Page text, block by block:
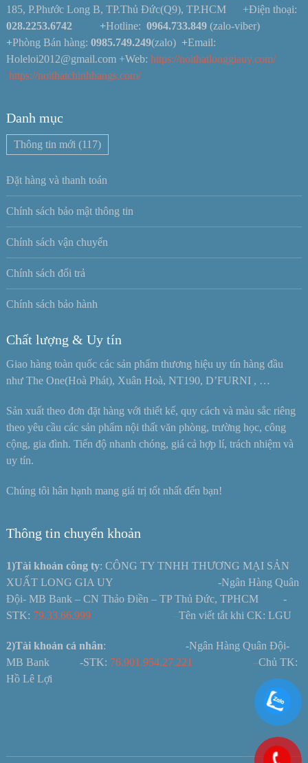
185, P.Phước Long B, TP.Thủ Đức(Q9), TP.HCM +Điện thoại:
028.2253.6742 +Hotline: 0964.733.849 (zalo-viber)
+Phòng Bán hàng: 0985.749.249(zalo) +Email:
Holeloi2012@gmail.com +Web: https://noithatlonggiauy.com/
https://noithatchinhhangs.com/
Danh mục
Thông tin mới (117)
Đặt hàng và thanh toán
Chính sách bảo mật thông tin
Chính sách vận chuyển
Chính sách đổi trả
Chính sách bảo hành
Chất lượng & Uy tín
Giao hàng toàn quốc các sản phẩm thương hiệu uy tín hàng đầu
như The One(Hoà Phát), Xuân Hoà, NT190, D’FURNI , …
Sản xuất theo đơn đặt hàng với thiết kế, quy cách và màu sắc riêng
theo yêu cầu các sản phẩm nội thất văn phòng, trường học, công
cộng, gia đình. Tiến độ nhanh chóng, giá cả hợp lí, trách nhiệm và
uy tín.
Chúng tôi hân hạnh mang giá trị tốt nhất đến bạn!
Thông tin chuyển khoản
1)Tài khoản công ty: CÔNG TY TNHH THƯƠNG MẠI SẢN
XUẤT LONG GIA UY -Ngân Hàng Quân
Đội- MB Bank – CN Thảo Điền – TP Thủ Đức, TPHCM -
STK: 79.33.66.999 –Tên viết tắt khi CK: LGU
2)Tài khoản cá nhân: -Ngân Hàng Quân Đội-
MB Bank -STK: 76.901.954.27.221 –Chủ TK:
Hồ Lê Lợi